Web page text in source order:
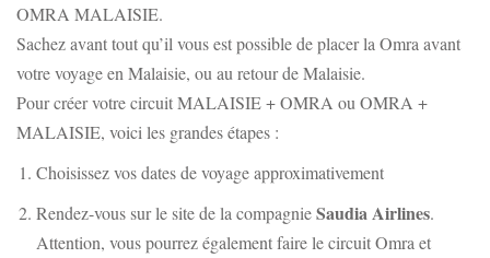
OMRA MALAISIE.
Sachez avant tout qu’il vous est possible de placer la Omra avant
votre voyage en Malaisie, ou au retour de Malaisie.
Pour créer votre circuit MALAISIE + OMRA ou OMRA +
MALAISIE, voici les grandes étapes :
Choisissez vos dates de voyage approximativement
Rendez-vous sur le site de la compagnieSaudia Airlines.
Attention, vous pourrez également faire le circuit Omra et